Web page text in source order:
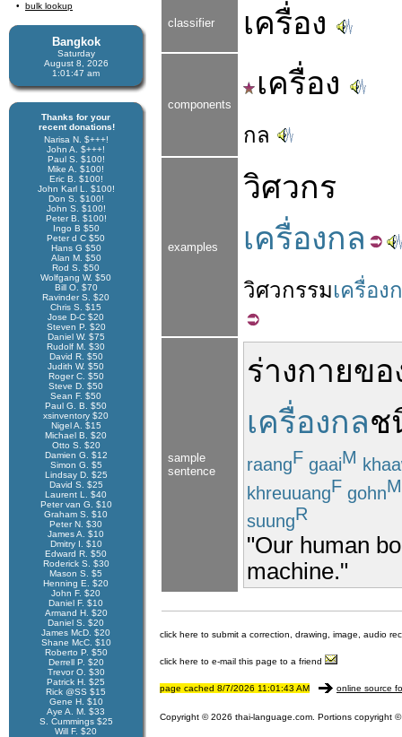
bulk lookup
Bangkok
Saturday
August 8, 2026
1:01:48 am
Thanks for your
recent donations!
Narisa N. $+++!
John A. $+++!
Paul S. $100!
Mike A. $100!
Eric B. $100!
John Karl L. $100!
Don S. $100!
John S. $100!
Peter B. $100!
Ingo B $50
Peter d C $50
Hans G $50
Alan M. $50
Rod S. $50
Wolfgang W. $50
Bill O. $70
Ravinder S. $20
Chris S. $15
Jose D-C $20
Steven P. $20
Daniel W. $75
Rudolf M. $30
David R. $50
Judith W. $50
Roger C. $50
Steve D. $50
Sean F. $50
Paul G. B. $50
xsinventory $20
Nigel A. $15
Michael B. $20
Otto S. $20
Damien G. $12
Simon G. $5
Lindsay D. $25
David S. $25
Laurent L. $40
Peter van G. $10
Graham S. $10
Peter N. $30
James A. $10
Dmitry I. $10
Edward R. $50
Roderick S. $30
Mason S. $5
Henning E. $20
John F. $20
Daniel F. $10
Armand H. $20
Daniel S. $20
James McD. $20
Shane McC. $10
Roberto P. $50
Derrell P. $20
Trevor O. $30
Patrick H. $25
Rick @SS $15
Gene H. $10
Aye A. M. $33
S. Cummings $25
Will F. $20
classifier เครื่อง
components
เครื่อง
กล
examples
วิศวกร
เครื่องกล
วิศวกรรมเครื่อง
sample
sentence
ร่างกายขอ
เครื่องกลช
raangF gaaiM
khreuuangF gohnM
suungR
"Our human
machine."
click here to submit a correction, drawing, image, audio
click here to e-mail this page to a friend
page cached 8/7/2026 11:01:43 AM online source
Copyright © 2026 thai-language.com. Portions copyright